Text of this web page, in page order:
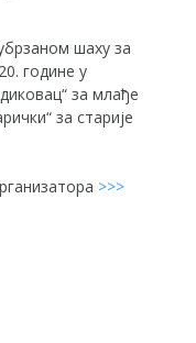
шаху за
године у
за млађе
за старије
>>>